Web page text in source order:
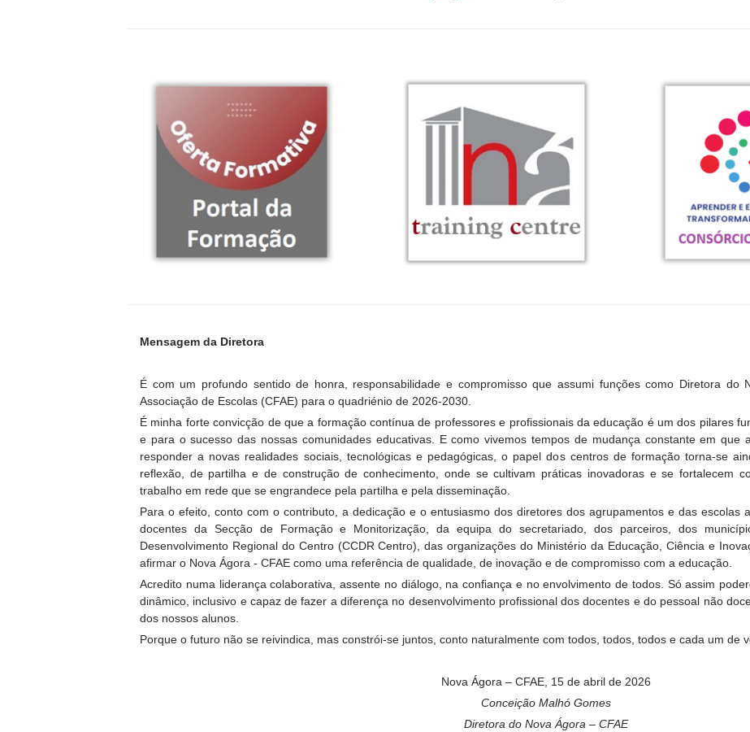
Mensagem da Diretora
É com um profundo sentido de honra, responsabilidade e compromisso que assumi funções como Diretora do
Associação de Escolas (CFAE) para o quadriénio de 2026-2030.
É minha forte convicção de que a formação contínua de professores e profissionais da educação é um dos pilares
e para o sucesso das nossas comunidades educativas. E como vivemos tempos de mudança constante em que
responder a novas realidades sociais, tecnológicas e pedagógicas, o papel dos centros de formação torna-se
reflexão, de partilha e de construção de conhecimento, onde se cultivam práticas inovadoras e se fortalecem
trabalho em rede que se engrandece pela partilha e pela disseminação.
Para o efeito, conto com o contributo, a dedicação e o entusiasmo dos diretores dos agrupamentos e das escolas
docentes da Secção de Formação e Monitorização, da equipa do secretariado, dos parceiros, dos
Desenvolvimento Regional do Centro (CCDR Centro), das organizações do Ministério da Educação, Ciência e
afirmar o Nova Ágora - CFAE como uma referência de qualidade, de inovação e de compromisso com a educação.
Acredito numa liderança colaborativa, assente no diálogo, na confiança e no envolvimento de todos. Só assim
dinâmico, inclusivo e capaz de fazer a diferença no desenvolvimento profissional dos docentes e do pessoal não
dos nossos alunos.
Porque o futuro não se reivindica, mas constrói-se juntos, conto naturalmente com todos, todos, todos e cada um de
Nova Ágora – CFAE, 15 de abril de 2026
Conceição Malhó Gomes
Diretora do Nova Ágora – CFAE